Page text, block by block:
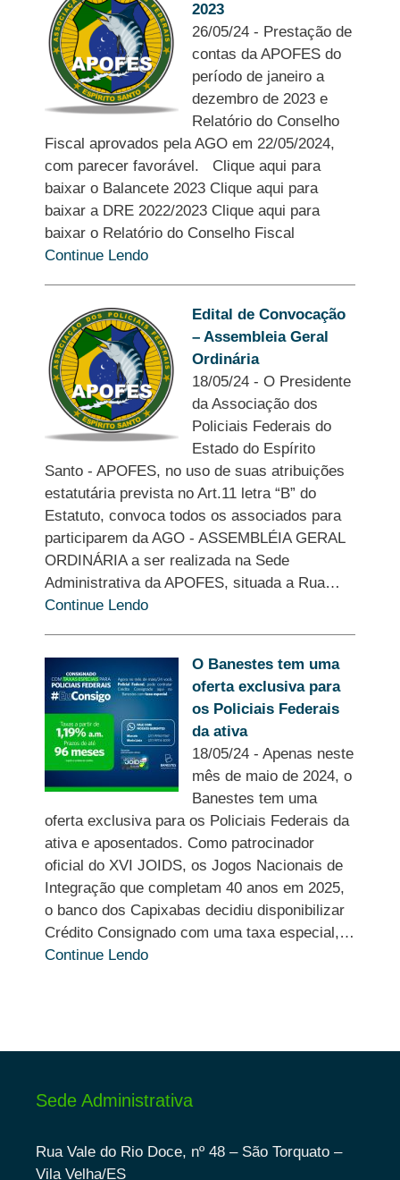
2023
26/05/24 - Prestação de
contas da APOFES do
período de janeiro a
dezembro de 2023 e
Relatório do Conselho
Fiscal aprovados pela AGO em 22/05/2024,
com parecer favorável. Clique aqui para
baixar o Balancete 2023 Clique aqui para
baixar a DRE 2022/2023 Clique aqui para
baixar o Relatório do Conselho Fiscal
Continue Lendo
Edital de Convocação
– Assembleia Geral
Ordinária
18/05/24 - O Presidente
da Associação dos
Policiais Federais do
Estado do Espírito
Santo - APOFES, no uso de suas atribuições
estatutária prevista no Art.11 letra “B” do
Estatuto, convoca todos os associados para
participarem da AGO - ASSEMBLÉIA GERAL
ORDINÁRIA a ser realizada na Sede
Administrativa da APOFES, situada a Rua…
Continue Lendo
O Banestes tem uma
oferta exclusiva para
os Policiais Federais
da ativa
18/05/24 - Apenas neste
mês de maio de 2024, o
Banestes tem uma
oferta exclusiva para os Policiais Federais da
ativa e aposentados. Como patrocinador
oficial do XVI JOIDS, os Jogos Nacionais de
Integração que completam 40 anos em 2025,
o banco dos Capixabas decidiu disponibilizar
Crédito Consignado com uma taxa especial,…
Continue Lendo
Sede Administrativa
Rua Vale do Rio Doce, nº 48 – São Torquato –
Vila Velha/ES